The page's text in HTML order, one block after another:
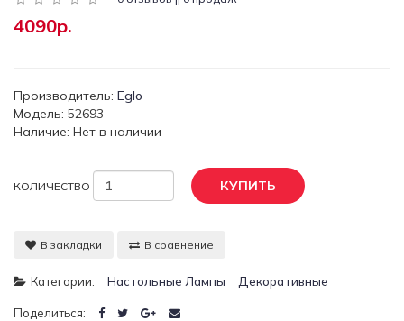
4090р.
Производитель: Eglo
Модель: 52693
Наличие: Нет в наличии
КОЛИЧЕСТВО КУПИТЬ
В закладки В сравнение
Категории: Настольные Лампы Декоративные
Поделиться: